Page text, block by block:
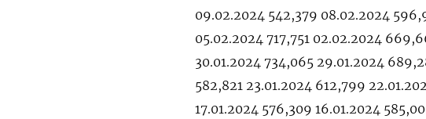
09.02.2024 542,379 08.02.2024
05.02.2024 717,751 02.02.2024
30.01.2024 734,065 29.01.2024
582,821 23.01.2024 612,799
17.01.2024 576,309 16.01.2024